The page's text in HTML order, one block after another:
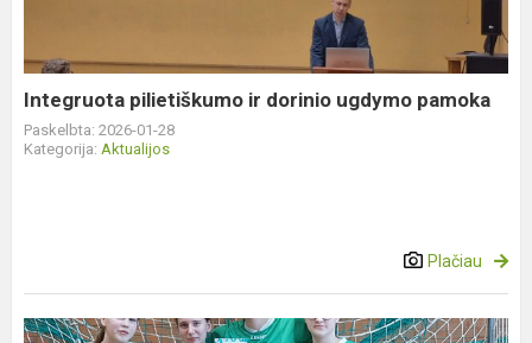
Integruota pilietiškumo ir dorinio ugdymo pamoka
Paskelbta: 2026-01-28
Kategorija: Aktualijos
Plačiau
Sveikiname